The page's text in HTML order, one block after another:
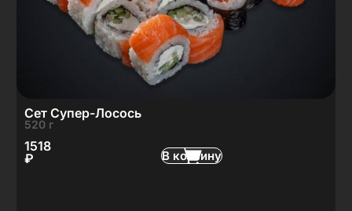
Сет Супер-Лосось
520 г
1518
₽
В корзину